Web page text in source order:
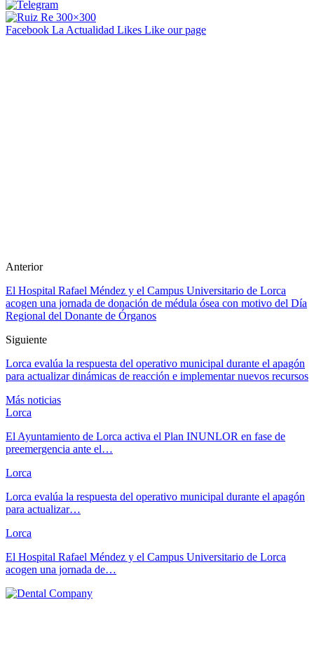
Facebook La Actualidad Likes Like our page
Anterior
El Hospital Rafael Méndez y el Campus Universitario de Lorca
acogen una jornada de donación de médula ósea con motivo del Día
Regional del Donante de Órganos
Siguiente
Lorca evalúa la respuesta del operativo municipal durante el apagón
para actualizar dinámicas de reacción e implementar nuevos recursos
Más noticias
Lorca
El Ayuntamiento de Lorca activa el Plan INUNLOR en fase de
preemergencia ante el…
Lorca
Lorca evalúa la respuesta del operativo municipal durante el apagón
para actualizar…
Lorca
El Hospital Rafael Méndez y el Campus Universitario de Lorca
acogen una jornada de…